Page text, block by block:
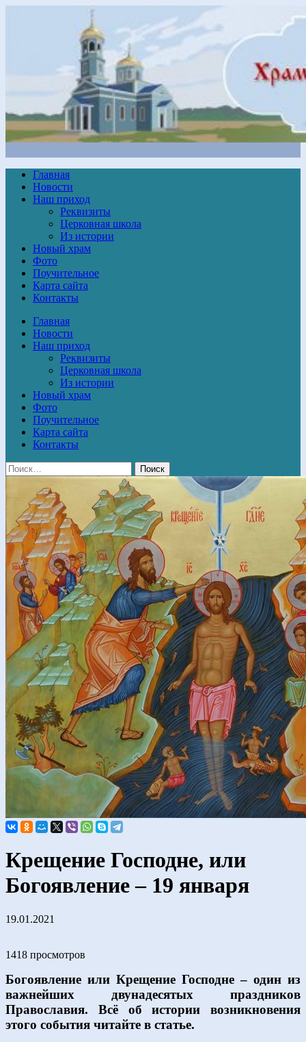
Главная
Новости
Наш приход
Реквизиты
Церковная школа
Из истории
Новый храм
Фото
Поучительное
Карта сайта
Контакты
Главная
Новости
Наш приход
Реквизиты
Церковная школа
Из истории
Новый храм
Фото
Поучительное
Карта сайта
Контакты
Крещение Господне, или
Богоявление – 19 января
19.01.2021
1418 просмотров
Богоявление или Крещение Господне – один из
важнейших двунадесятых праздников
Православия. Всё об истории возникновения
этого события читайте в статье.